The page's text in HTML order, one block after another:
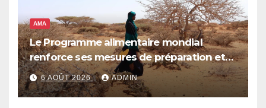
AMA
Le Programme alimentaire mondial
renforce ses mesures de préparation et
de réponse face à la menace d’El Niño,
qui pourrait plonger des dizaines de
6 AOÛT 2026 ADMIN